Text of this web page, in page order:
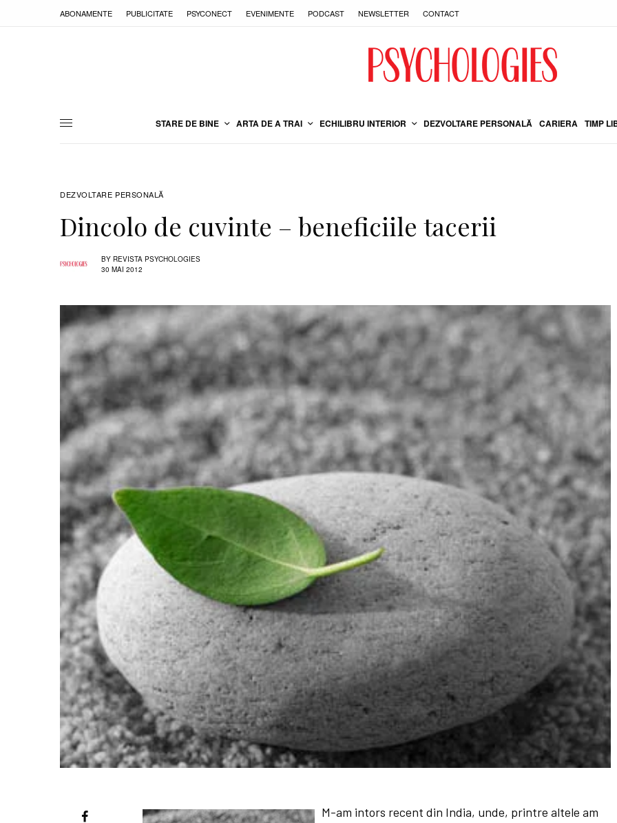
ABONAMENTE PUBLICITATE PSYCONECT EVENIMENTE PODCAST NEWSLETTER CONTACT
STARE DE BINE ARTA DE A TRAI ECHILIBRU INTERIOR DEZVOLTARE PERSONALĂ CARIERA TIMP
DEZVOLTARE PERSONALĂ
Dincolo de cuvinte – beneficiile tacerii
BY REVISTA PSYCHOLOGIES
30 MAI 2012
M-am intors recent din India, unde, printre altele am